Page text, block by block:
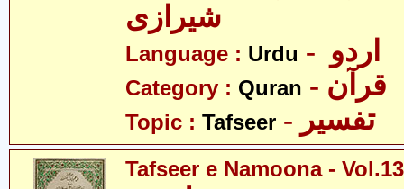
شیرازی
Language : Urdu
Category : Quran - قرآن
Topic : Tafseer - تفسیر
Tafseer e Namoona - Vol.13